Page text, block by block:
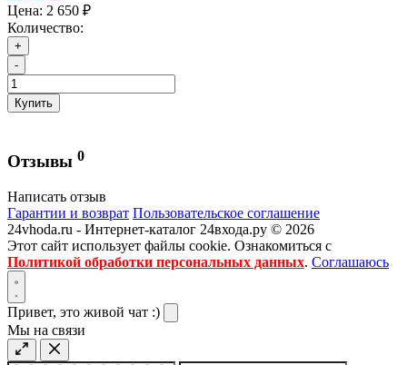
Цена: 2 650 ₽
Количество:
+
-
Купить
Отзывы 0
Написать отзыв
Гарантии и возврат Пользовательское соглашение
24vhoda.ru - Интернет-каталог 24входа.ру © 2026
Этот сайт использует файлы cookie. Ознакомиться с
Политикой обработки персональных данных. Соглашаюсь
Привет, это живой чат :)
Мы на связи